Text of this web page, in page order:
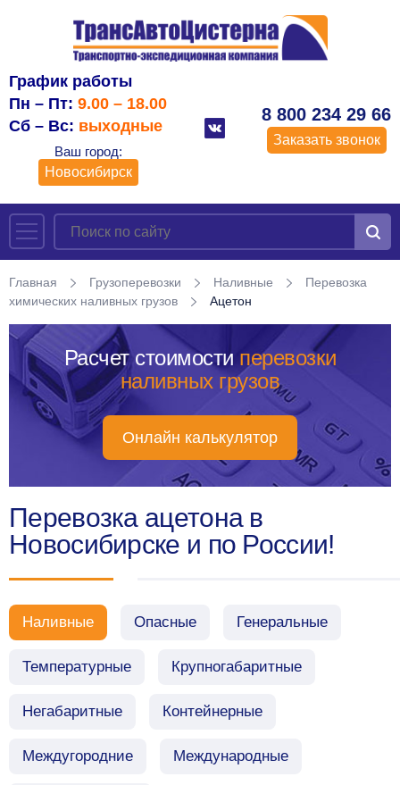
График работы
Пн – Пт: 9.00 – 18.00
Сб – Вс: выходные
Ваш город:
Новосибирск
8 800 234 29 66
Заказать звонок
Главная Грузоперевозки Наливные
Перевозка
химических наливных грузов
Ацетон
Расчет стоимости перевозки
наливных грузов
Онлайн калькулятор
Перевозка ацетона в
Новосибирске и по России!
Наливные Опасные Генеральные
Температурные Крупногабаритные
Негабаритные Контейнерные
Междугородние Международные